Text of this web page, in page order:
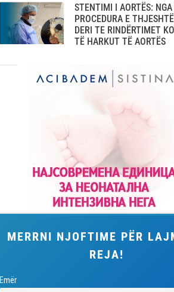
STENTIMI I AORTËS: NGA
PROCEDURA E
DERI TE RINDËRTIMET
TË HARKUT TË AORTËS
MERRNI NJOFTIME PËR
REJA!
Emër